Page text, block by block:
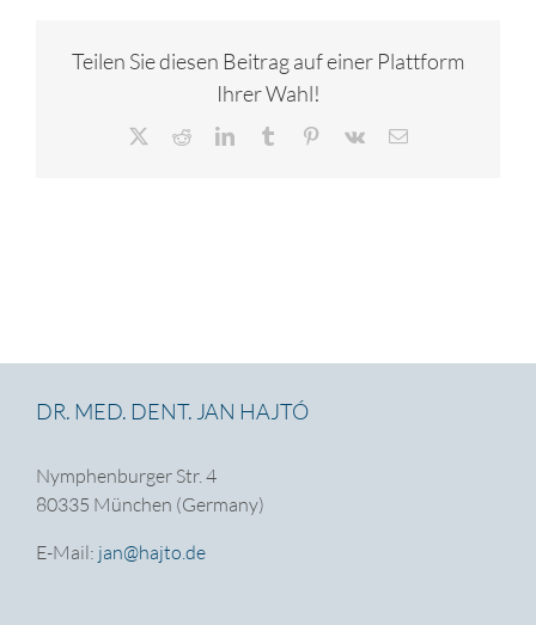
Teilen Sie diesen Beitrag auf einer Plattform
Ihrer Wahl!
RedditLinkedInTumblr Pinterest
Vk
E-
DR. MED. DENT. JAN HAJTÓ
Nymphenburger Str. 4
80335 München (Germany)
E-Mail: jan@hajto.de